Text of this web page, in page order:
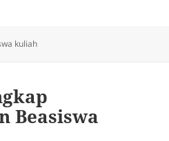
kuliah
Beasiswa